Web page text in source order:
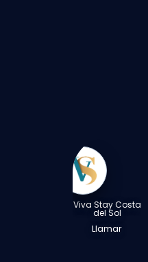
Viva Stay Costa
del Sol
Llamar